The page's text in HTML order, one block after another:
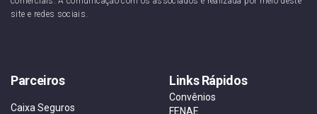
site e redes sociais.
Parceiros
Caixa Seguros
Links Rápidos
Convênios
FENAE